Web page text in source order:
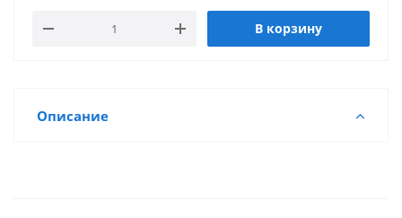
В корзину
Описание